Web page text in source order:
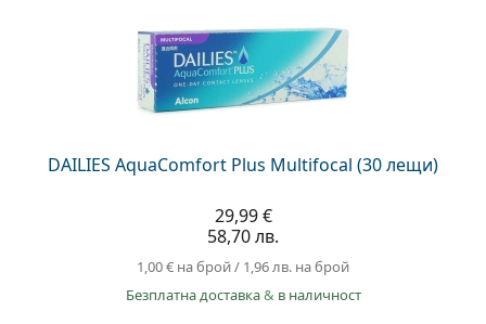
DAILIES AquaComfort Plus Multifocal (30 лещи)
29,99 €
58,70 лв.
1,00 € на брой/ 1,96 лв. на брой
Безплатна доставка& в наличност